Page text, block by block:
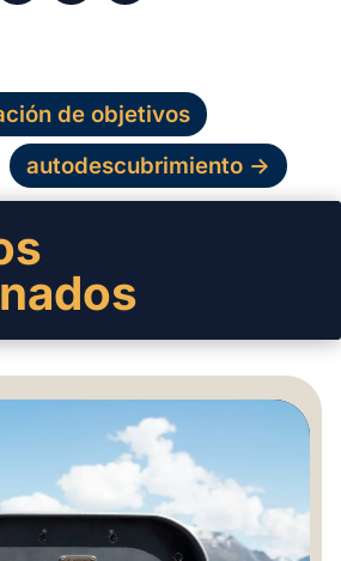
de objetivos
autodescubrimiento →